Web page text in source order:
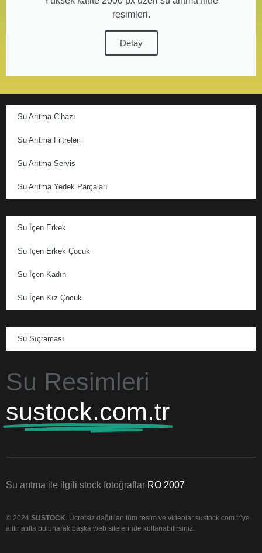
resimleri.
Detay
Su Arıtma Cihazı
Su Arıtma Filtreleri
Su Arıtma Servis
Su Arıtma Yedek Parçaları
Su İçen Erkek
Su İçen Erkek Çocuk
Su İçen Kadın
Su İçen Kız Çocuk
Su Sıçraması
Su Resimleri
sustock.com.tr
Su arıtma ile ilgili stock fotoğraflar RO 2007
© 2024 SUSTOCK . Ücretsiz dağıtılan tüm resim ve videolar sustock.com.tr’ye
aittir atıfta bulunarak başka web sitelerinde kullanabilirsiniz.